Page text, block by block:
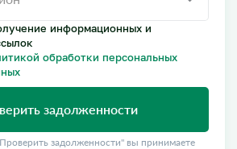
информационных и
обработки персональных
задолженности
задолженности" вы принимаете